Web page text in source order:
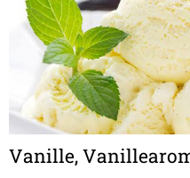
Vanille,